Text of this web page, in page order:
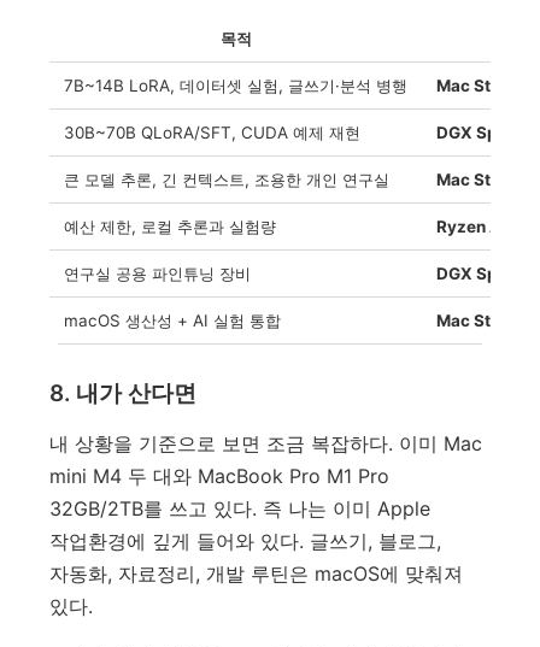
목적
7B~14B LoRA, 데이터셋 실험, 글쓰기·분석 병행 Mac Studio
30B~70B QLoRA/SFT, CUDA 예제 재현 DGX Spark
큰 모델 추론, 긴 컨텍스트, 조용한 개인 연구실 Mac Studio
예산 제한, 로컬 추론과 실험량 Ryzen AI
연구실 공용 파인튜닝 장비 DGX Spark
macOS 생산성 + AI 실험 통합 Mac Studio
8. 내가 산다면
내 상황을 기준으로 보면 조금 복잡하다. 이미 Mac
mini M4 두 대와 MacBook Pro M1 Pro
32GB/2TB를 쓰고 있다. 즉 나는 이미 Apple
작업환경에 깊게 들어와 있다. 글쓰기, 블로그,
자동화, 자료정리, 개발 루틴은 macOS에 맞춰져
있다.